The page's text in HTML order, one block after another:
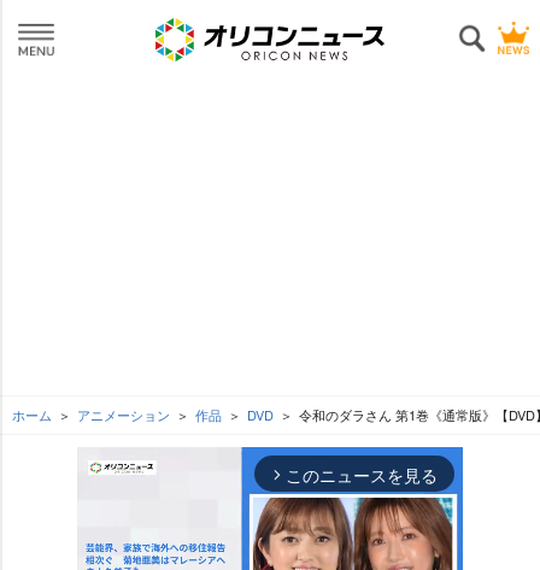
ホーム アニメーション 作品 DVD 令和のダラさん 第1巻《通常版》【DVD
arrow_forward_ios このニュースを見る